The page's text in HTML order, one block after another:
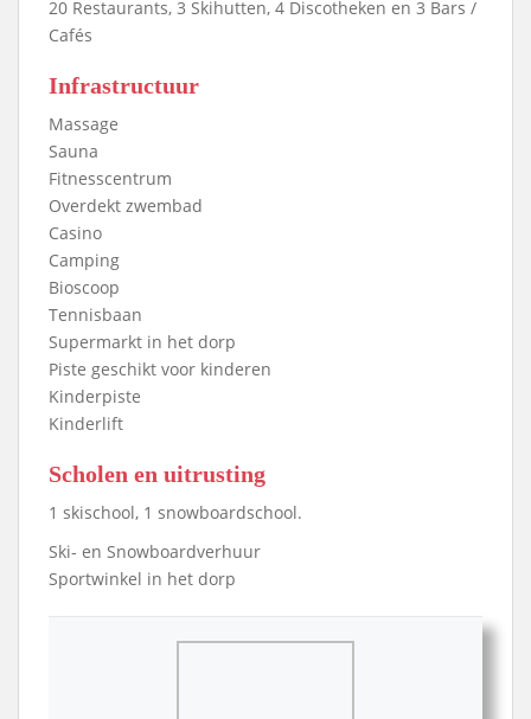
20 Restaurants, 3 Skihutten, 4 Discotheken en 3 Bars /
Cafés
Infrastructuur
Massage
Sauna
Fitnesscentrum
Overdekt zwembad
Casino
Camping
Bioscoop
Tennisbaan
Supermarkt in het dorp
Piste geschikt voor kinderen
Kinderpiste
Kinderlift
Scholen en uitrusting
1 skischool, 1 snowboardschool.
Ski- en Snowboardverhuur
Sportwinkel in het dorp